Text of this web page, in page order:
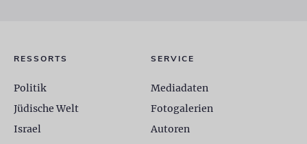
RESSORTS
Politik
Jüdische Welt
Israel
SERVICE
Mediadaten
Fotogalerien
Autoren